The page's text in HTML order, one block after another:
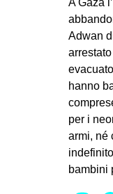
A Gaza
Adwan
hanno
per i
armi, né
bambini